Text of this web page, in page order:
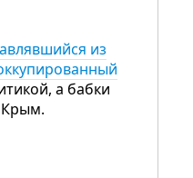
из
а бабки
Крым.